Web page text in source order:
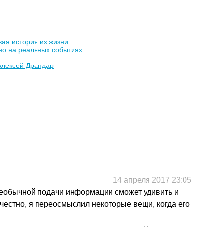
история из жизни…
на реальных событиях
Драндар
14 апреля 2017 23:05
подачи информации сможет удивить и
я переосмыслил некоторые вещи, когда его